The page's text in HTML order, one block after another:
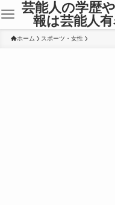
芸能人の学歴
報は芸能人
ホーム スポーツ・女性